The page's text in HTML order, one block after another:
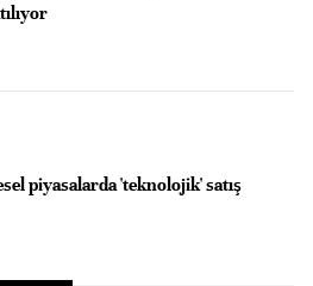
piyasalarda 'teknolojik' satış